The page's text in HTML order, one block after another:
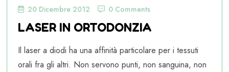
20 Dicembre 2012 0 Comments
LASER IN ORTODONZIA
Il laser a diodi ha una affinità particolare per i tessuti
orali fra gli altri. Non servono punti, non sanguina, non